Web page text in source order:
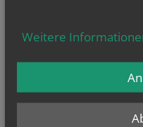
Weitere